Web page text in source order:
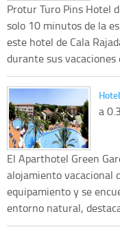
Protur Turo Pins Hotel
solo 10 minutos de la
este hotel de Cala
durante sus vacaciones
a
El Aparthotel Green
alojamiento vacacional
equipamiento y se
entorno natural,